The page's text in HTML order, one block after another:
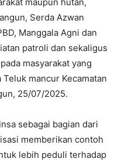
Serda Azwan
Manggala Agni dan
patroli dan sekaligus
masyarakat yang
mancur Kecamatan
25/07/2025.
sebagai bagian dari
memberikan contoh
lebih peduli terhadap